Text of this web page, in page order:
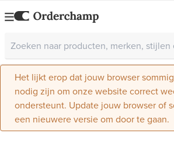
Het lijkt erop dat jouw browser
nodig zijn om onze website correct
ondersteunt. Update jouw browser of
een nieuwere versie om door te gaan.